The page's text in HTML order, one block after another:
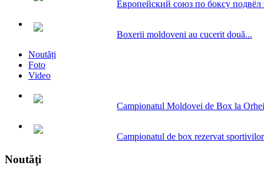
Европейский союз по боксу подвёл
Boxerii moldoveni au cucerit două...
Noutăți
Foto
Video
Campionatul Moldovei de Box la Orhei
Campionatul de box rezervat
Noutăţi